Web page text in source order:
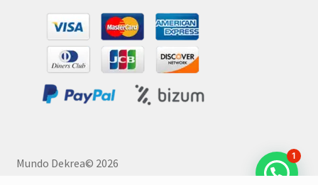
Mundo Dekrea© 2026
1